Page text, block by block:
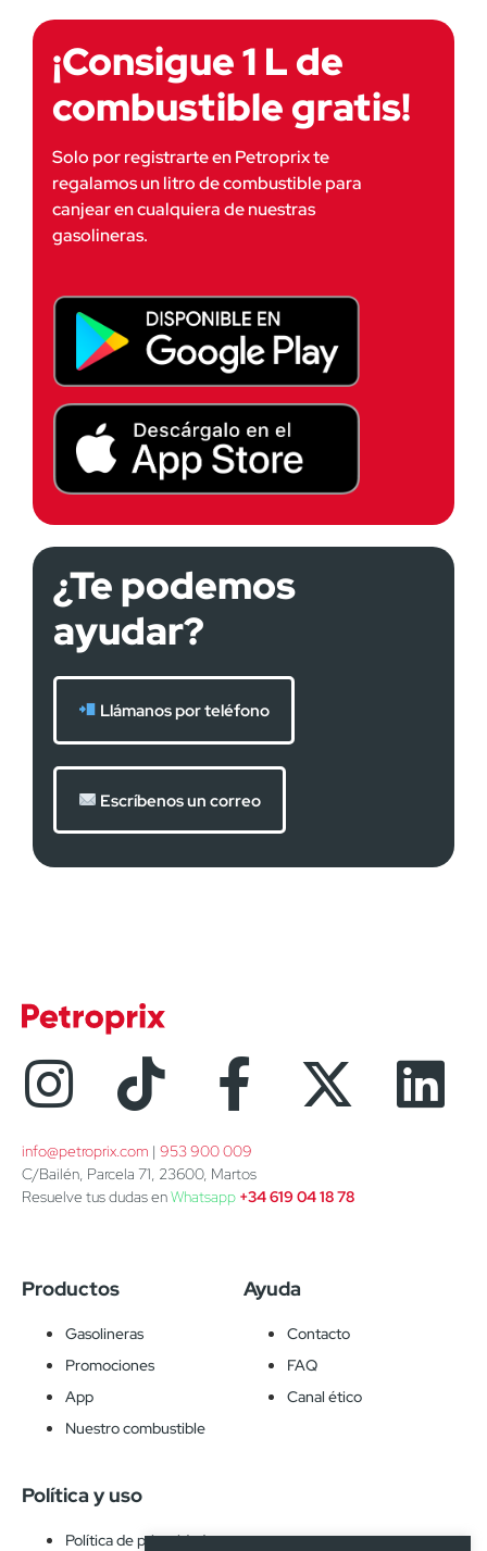
¡Consigue 1 L de
combustible gratis!
Solo por registrarte en Petroprix te
regalamos un litro de combustible para
canjear en cualquiera de nuestras
gasolineras.
¿Te podemos
ayudar?
Llámanos por teléfono
Escríbenos un correo
info@petroprix.com | 953 900 009
C/Bailén, Parcela 71, 23600, Martos
Resuelve tus dudas enWhatsapp +34 619 04 18 78
Productos
Gasolineras
Promociones
App
Nuestro combustible
Ayuda
Contacto
FAQ
Canal ético
Política y uso
Política de privacidad